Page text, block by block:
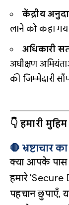
केंद्रीय
लाने को कहा
अधिकारी
अधीक्षण
की जिम्मेदारी
👇 हमारी
🛑 भ्रष्टाचार
क्या आपके पास
हमारे 'Secure
पहचान छुपाएँ,